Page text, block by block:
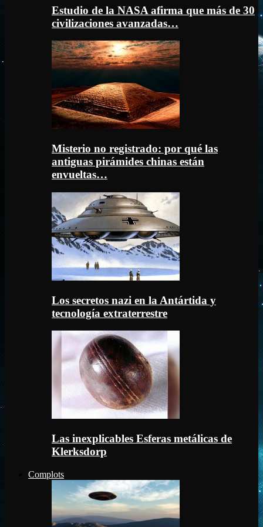
Estudio de la NASA afirma que más de 30
civilizaciones avanzadas…
Misterio no registrado: por qué las
antiguas pirámides chinas están
envueltas…
Los secretos nazi en la Antártida y
tecnología extraterrestre
Las inexplicables Esferas metálicas de
Klerksdorp
Complots